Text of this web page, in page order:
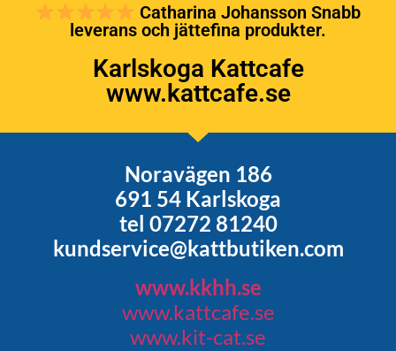
Catharina Johansson Snabb
leverans och jättefina produkter.
Karlskoga Kattcafe
www.kattcafe.se
Noravägen 186
691 54 Karlskoga
tel 07272 81240
kundservice@kattbutiken.com
www.kkhh.se
www.kattcafe.se
www.kit-cat.se